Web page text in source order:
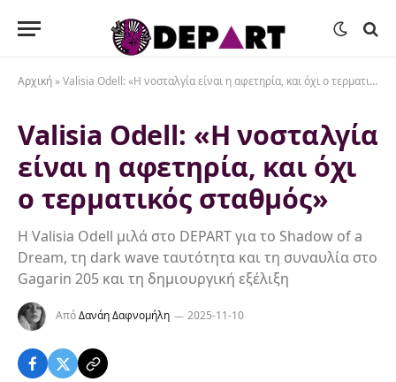
Αρχική »Valisia Odell: «Η νοσταλγία είναι η αφετηρία, και όχι ο τερματικός σταθμός»
Valisia Odell: «Η νοσταλγία
είναι η αφετηρία, και όχι
ο τερματικός σταθμός»
Η Valisia Odell μιλά στο DEPART για το Shadow of a
Dream, τη dark wave ταυτότητα και τη συναυλία στο
Gagarin 205 και τη δημιουργική εξέλιξη
ΑπόΔανάη Δαφνομήλη 2025-11-10